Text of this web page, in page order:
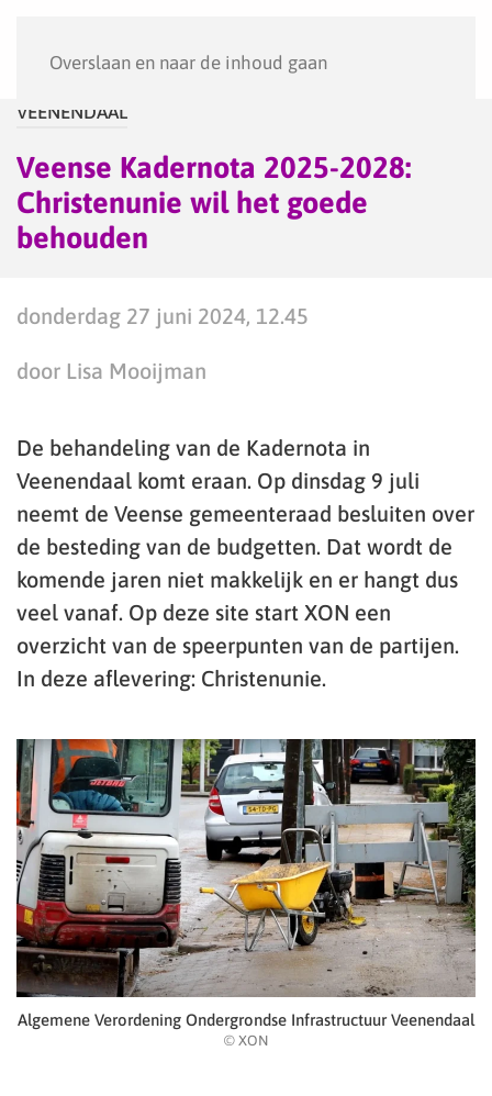
Overslaan en naar de inhoud gaan
VEENENDAAL
Veense Kadernota 2025-2028:
Christenunie wil het goede
behouden
donderdag 27 juni 2024, 12.45
door Lisa Mooijman
De behandeling van de Kadernota in
Veenendaal komt eraan. Op dinsdag 9 juli
neemt de Veense gemeenteraad besluiten over
de besteding van de budgetten. Dat wordt de
komende jaren niet makkelijk en er hangt dus
veel vanaf. Op deze site start XON een
overzicht van de speerpunten van de partijen.
In deze aflevering: Christenunie.
Algemene Verordening Ondergrondse Infrastructuur Veenendaal
© XON